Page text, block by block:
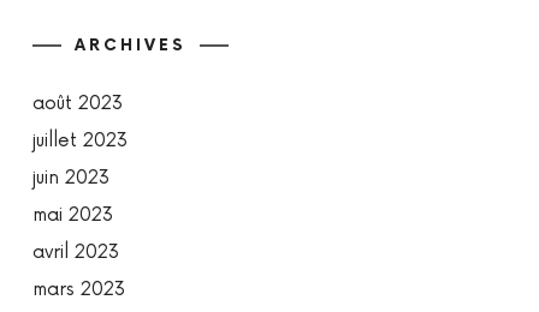
ARCHIVES
août 2023
juillet 2023
juin 2023
mai 2023
avril 2023
mars 2023